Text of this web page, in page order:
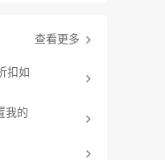
查看更多
扣如
我的